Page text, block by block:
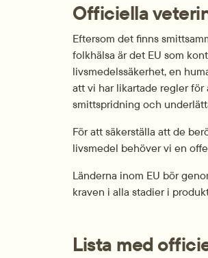
Officiella
Eftersom det finns
folkhälsa är det EU som
livsmedelssäkerhet, en
att vi har likartade regler för
smittspridning och
För att säkerställa att de
livsmedel behöver vi en
Länderna inom EU bör
kraven i alla stadier i
Lista med